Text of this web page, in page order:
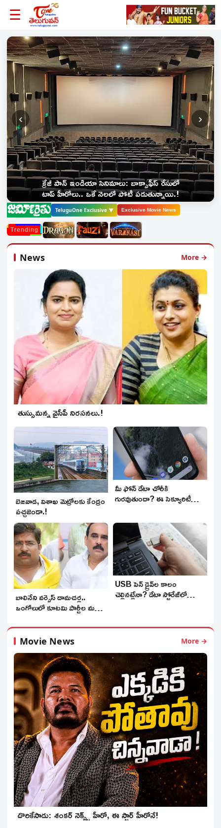
☰
ఫస్ట్ హాఫ్ చూసేశా: అనిల్ రావిపూడి మూవీ స్టోరీ లీక్
చేసిన అనంత శ్రీరామ్.!
‹ ›
TeluguOne Exclusive ▼ Exclusive Movie News
Trending
News More →
తుస్సుమన్న వైసీపీ నిరసనలు.!
బెజవాడ, విశాఖ మెట్రోలకు కేంద్రం
పచ్చజెండా.!
మీ ఫోన్ డేటా చోరీకి
గురవుతుందా? ఈ సెక్యూరిటీ
బాలినేని వర్సెస్ దామచర్ల..
ఒంగోలులో కూటమి పార్టీల మధ్య
USB పెన్ డ్రైవ్‌ల కాలం
చెల్లినట్లేనా? డేటా స్టోరేజ్‌లో
సంచలన మార్పులు!
Movie News More →
దొరికేసాడు: శంకర్ నెక్స్ట్ హీరో, ఈ స్టార్ హీరోనే!